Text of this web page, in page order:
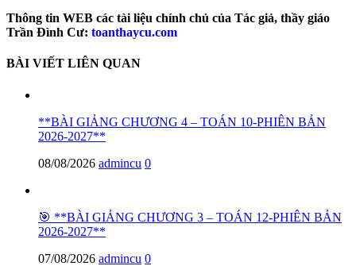
Thông tin WEB các tài liệu chính chủ của Tác giả, thầy giáo
Trần Đình Cư: toanthaycu.com
BÀI VIẾT LIÊN QUAN
**BÀI GIẢNG CHƯƠNG 4 – TOÁN 10-PHIÊN BẢN
2026-2027**
08/08/2026 admincu 0
🎯 **BÀI GIẢNG CHƯƠNG 3 – TOÁN 12-PHIÊN BẢN
2026-2027**
07/08/2026 admincu 0